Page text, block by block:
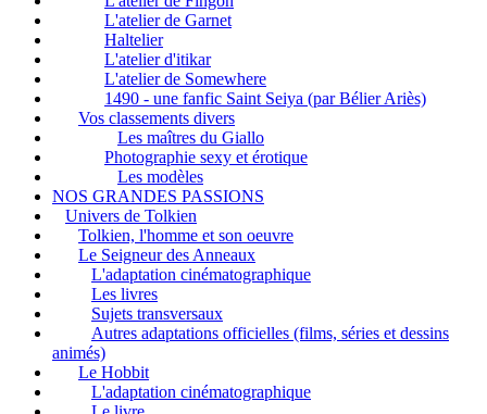
L'atelier de Garnet
Haltelier
L'atelier d'itikar
L'atelier de Somewhere
1490 - une fanfic Saint Seiya (par Bélier Ariès)
Vos classements divers
Les maîtres du Giallo
Photographie sexy et érotique
Les modèles
NOS GRANDES PASSIONS
Univers de Tolkien
Tolkien, l'homme et son oeuvre
Le Seigneur des Anneaux
L'adaptation cinématographique
Les livres
Sujets transversaux
Autres adaptations officielles (films, séries et dessins
animés)
Le Hobbit
L'adaptation cinématographique